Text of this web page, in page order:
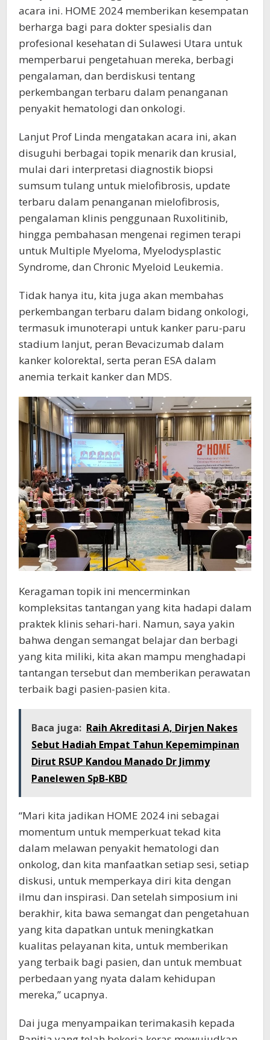
acara ini. HOME 2024 memberikan kesempatan
berharga bagi para dokter spesialis dan
profesional kesehatan di Sulawesi Utara untuk
memperbarui pengetahuan mereka, berbagi
pengalaman, dan berdiskusi tentang
perkembangan terbaru dalam penanganan
penyakit hematologi dan onkologi.
Lanjut Prof Linda mengatakan acara ini, akan
disuguhi berbagai topik menarik dan krusial,
mulai dari interpretasi diagnostik biopsi
sumsum tulang untuk mielofibrosis, update
terbaru dalam penanganan mielofibrosis,
pengalaman klinis penggunaan Ruxolitinib,
hingga pembahasan mengenai regimen terapi
untuk Multiple Myeloma, Myelodysplastic
Syndrome, dan Chronic Myeloid Leukemia.
Tidak hanya itu, kita juga akan membahas
perkembangan terbaru dalam bidang onkologi,
termasuk imunoterapi untuk kanker paru-paru
stadium lanjut, peran Bevacizumab dalam
kanker kolorektal, serta peran ESA dalam
anemia terkait kanker dan MDS.
Keragaman topik ini mencerminkan
kompleksitas tantangan yang kita hadapi dalam
praktek klinis sehari-hari. Namun, saya yakin
bahwa dengan semangat belajar dan berbagi
yang kita miliki, kita akan mampu menghadapi
tantangan tersebut dan memberikan perawatan
terbaik bagi pasien-pasien kita.
Baca juga: Raih Akreditasi A, Dirjen Nakes
Sebut Hadiah Empat Tahun Kepemimpinan
Dirut RSUP Kandou Manado Dr Jimmy
Panelewen SpB-KBD
“Mari kita jadikan HOME 2024 ini sebagai
momentum untuk memperkuat tekad kita
dalam melawan penyakit hematologi dan
onkolog, dan kita manfaatkan setiap sesi, setiap
diskusi, untuk memperkaya diri kita dengan
ilmu dan inspirasi. Dan setelah simposium ini
berakhir, kita bawa semangat dan pengetahuan
yang kita dapatkan untuk meningkatkan
kualitas pelayanan kita, untuk memberikan
yang terbaik bagi pasien, dan untuk membuat
perbedaan yang nyata dalam kehidupan
mereka,” ucapnya.
Dai juga menyampaikan terimakasih kepada